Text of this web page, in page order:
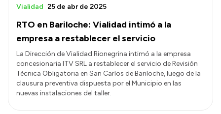
RTO en Bariloche: Vialidad intimó a la
empresa a restablecer el servicio
Vialidad 25 de abr de 2025
La Dirección de Vialidad Rionegrina intimó a la empresa
concesionaria ITV SRL a restablecer el servicio de Revisión
Técnica Obligatoria en San Carlos de Bariloche, luego de la
clausura preventiva dispuesta por el Municipio en las
nuevas instalaciones del taller.